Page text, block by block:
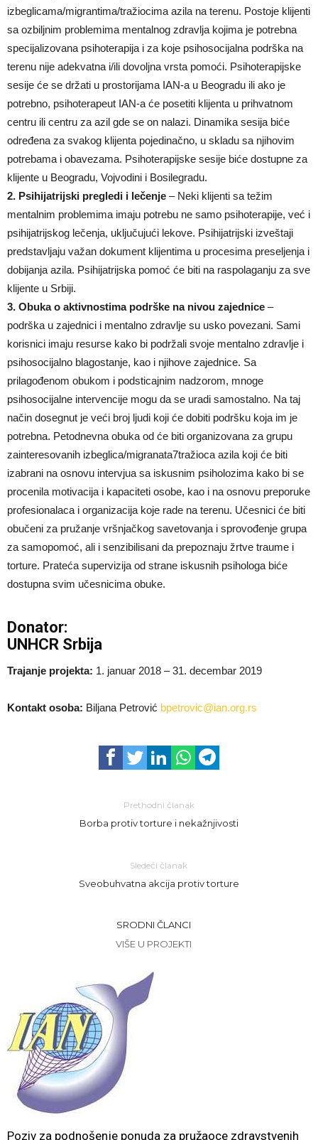
izbeglicama/migrantima/tražiocima azila na terenu. Postoje klijenti
sa ozbiljnim problemima mentalnog zdravlja kojima je potrebna
specijalizovana psihoterapija i za koje psihosocijalna podrška na
terenu nije adekvatna i/ili dovoljna vrsta pomoći. Psihoterapijske
sesije će se držati u prostorijama IAN-a u Beogradu ili ako je
potrebno, psihoterapeut IAN-a će posetiti klijenta u prihvatnom
centru ili centru za azil gde se on nalazi. Dinamika sesija biće
određena za svakog klijenta pojedinačno, u skladu sa njihovim
potrebama i obavezama. Psihoterapijske sesije biće dostupne za
klijente u Beogradu, Vojvodini i Bosilegradu.
2. Psihijatrijski pregledi i lečenje – Neki klijenti sa težim
mentalnim problemima imaju potrebu ne samo psihoterapije, već i
psihijatrijskog lečenja, uključujući lekove. Psihijatrijski izveštaji
predstavljaju važan dokument klijentima u procesima preseljenja i
dobijanja azila. Psihijatrijska pomoć će biti na raspolaganju za sve
klijente u Srbiji.
3. Obuka o aktivnostima podrške na nivou zajednice –
podrška u zajednici i mentalno zdravlje su usko povezani. Sami
korisnici imaju resurse kako bi podržali svoje mentalno zdravlje i
psihosocijalno blagostanje, kao i njihove zajednice. Sa
prilagođenom obukom i podsticajnim nadzorom, mnoge
psihosocijalne intervencije mogu da se uradi samostalno. Na taj
način dosegnut je veći broj ljudi koji će dobiti podršku koja im je
potrebna. Petodnevna obuka od će biti organizovana za grupu
zainteresovanih izbeglica/migranata7tražioca azila koji će biti
izabrani na osnovu intervjua sa iskusnim psiholozima kako bi se
procenila motivacija i kapaciteti osobe, kao i na osnovu preporuke
profesionalaca i organizacija koje rade na terenu. Učesnici će biti
obučeni za pružanje vršnjačkog savetovanja i sprovođenje grupa
za samopomoć, ali i senzibilisani da prepoznaju žrtve traume i
torture. Prateća supervizija od strane iskusnih psihologa biće
dostupna svim učesnicima obuke.
Donator:
UNHCR Srbija
Trajanje projekta: 1. januar 2018 – 31. decembar 2019
Kontakt osoba: Biljana Petrović bpetrovic@ian.org.rs
Prethodni članak
Borba protiv torture i nekažnjivosti
Sledeći članak
Sveobuhvatna akcija protiv torture
SRODNI ČLANCI
VIŠE U PROJEKTI
Poziv za podnošenje ponuda za pružaoce zdravstvenih